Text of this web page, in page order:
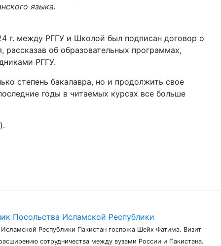
языка.
г. между РГГУ и Школой был подписан договор о
об образовательных программах,
РГГУ.
степень бакалавра, но и продолжить свое
годы в читаемых курсах все больше
Посольства Исламской Республики
Республики Пакистан госпожа Шейх Фатима. Визит
сотрудничества между вузами России и Пакистана.